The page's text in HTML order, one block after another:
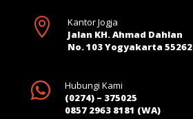

Kantor Jogja
Jalan KH. Ahmad Dahlan
No. 103 Yogyakarta 55262

Hubungi Kami
(0274) – 375025
0857 2963 8181 (WA)